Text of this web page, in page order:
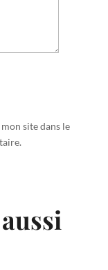
site dans le